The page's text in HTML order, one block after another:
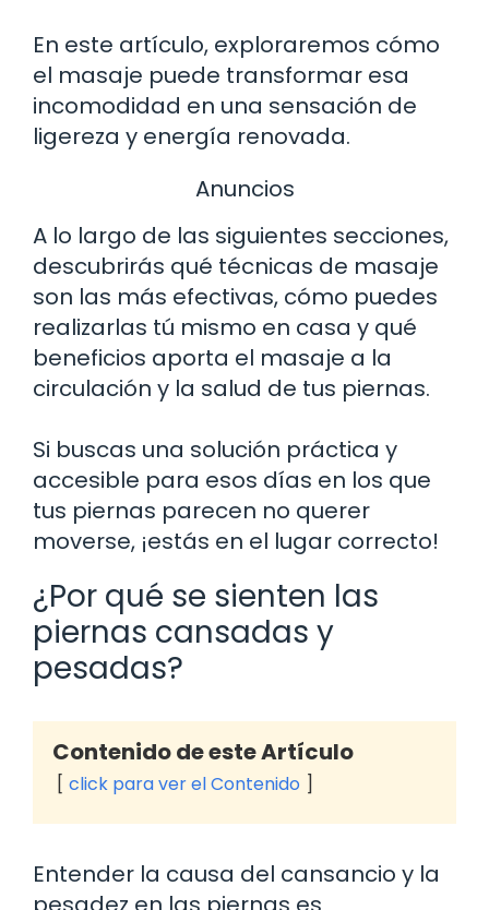
En este artículo, exploraremos cómo
el masaje puede transformar esa
incomodidad en una sensación de
ligereza y energía renovada.
Anuncios
A lo largo de las siguientes secciones,
descubrirás qué técnicas de masaje
son las más efectivas, cómo puedes
realizarlas tú mismo en casa y qué
beneficios aporta el masaje a la
circulación y la salud de tus piernas.
Si buscas una solución práctica y
accesible para esos días en los que
tus piernas parecen no querer
moverse, ¡estás en el lugar correcto!
¿Por qué se sienten las
piernas cansadas y
pesadas?
Contenido de este Artículo
click para ver el Contenido
Entender la causa del cansancio y la